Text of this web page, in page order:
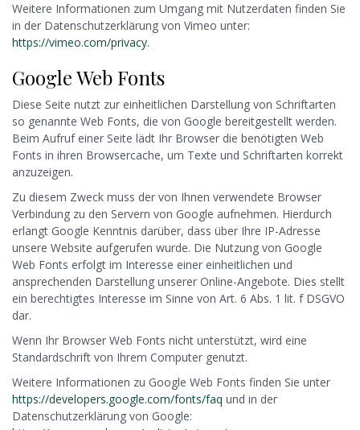
Weitere Informationen zum Umgang mit Nutzerdaten finden Sie
in der Datenschutzerklärung von Vimeo unter:
https://vimeo.com/privacy.
Google Web Fonts
Diese Seite nutzt zur einheitlichen Darstellung von Schriftarten
so genannte Web Fonts, die von Google bereitgestellt werden.
Beim Aufruf einer Seite lädt Ihr Browser die benötigten Web
Fonts in ihren Browsercache, um Texte und Schriftarten korrekt
anzuzeigen.
Zu diesem Zweck muss der von Ihnen verwendete Browser
Verbindung zu den Servern von Google aufnehmen. Hierdurch
erlangt Google Kenntnis darüber, dass über Ihre IP-Adresse
unsere Website aufgerufen wurde. Die Nutzung von Google
Web Fonts erfolgt im Interesse einer einheitlichen und
ansprechenden Darstellung unserer Online-Angebote. Dies stellt
ein berechtigtes Interesse im Sinne von Art. 6 Abs. 1 lit. f DSGVO
dar.
Wenn Ihr Browser Web Fonts nicht unterstützt, wird eine
Standardschrift von Ihrem Computer genutzt.
Weitere Informationen zu Google Web Fonts finden Sie unter
https://developers.google.com/fonts/faq und in der
Datenschutzerklärung von Google: